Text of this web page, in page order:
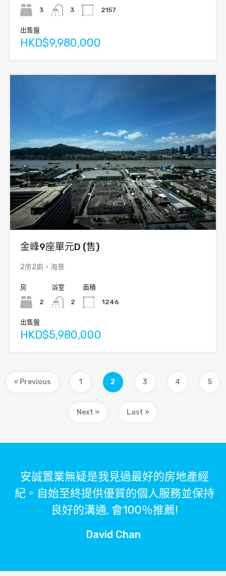
3
3
2157
出售盤
HKD$9,980,000
金峰9座單元D (售)
2房2廁，海景
房
2
浴室
2
面積
1246
出售盤
HKD$5,980,000
« Previous 1 2 3 4 5
Next » Last »
安誠置業無疑是我見過最好的房地產經
紀。自始至終提供優質的個人服務並保持
良好的溝通, 會100％推薦!
David Chan